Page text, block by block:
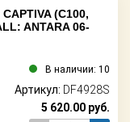
(C100,
ANTARA 06-
В наличии: 10
Артикул: DF4928S
5 620.00 руб.